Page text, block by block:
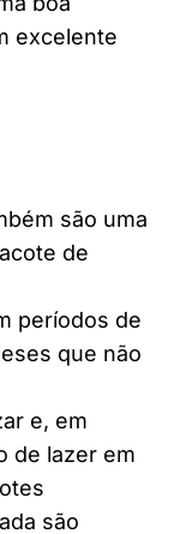
excelente
são uma
de
períodos de
que não
e, em
de lazer em
são